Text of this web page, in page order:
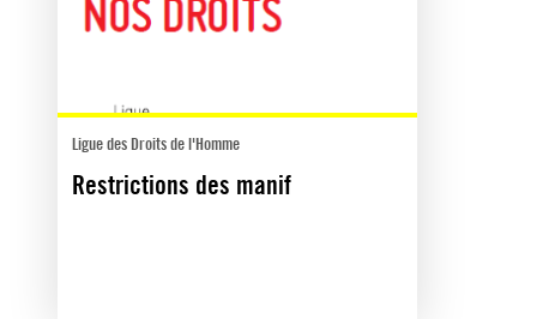
Ligue des Droits de l'Homme
Restrictions des manif